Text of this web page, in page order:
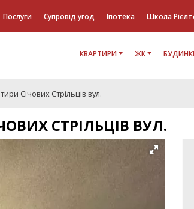
Послуги Супровід угод Іпотека Школа
КВАРТИРИ ЖК
Січових Стрільців вул.
СТРІЛЬЦІВ ВУЛ.